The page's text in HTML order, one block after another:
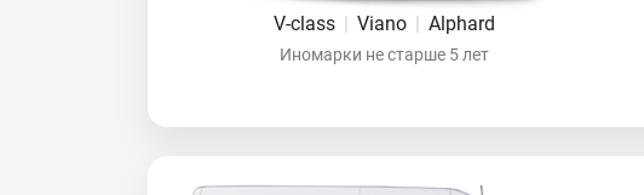
V-class | Viano | Alphard
Иномарки не старше 5 лет